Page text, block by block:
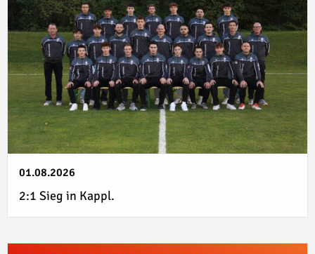
01.08.2026
2:1 Sieg in Kappl.